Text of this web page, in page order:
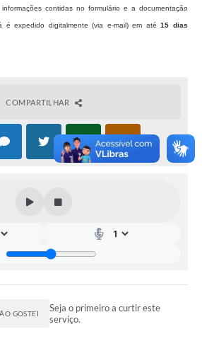
contidas no formulário e a documentação
é expedido digitalmente (via e-mail) em até15 dias
COMPARTILHAR
GOSTEI
Seja o primeiro a curtir este
serviço.